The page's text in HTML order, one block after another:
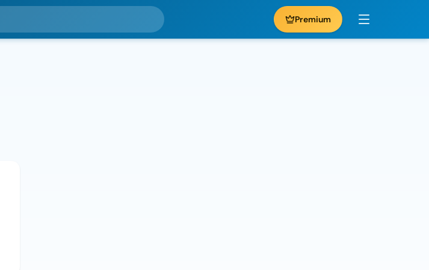
Premium